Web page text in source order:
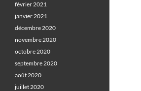
février 2021
janvier 2021
décembre 2020
novembre 2020
octobre 2020
septembre 2020
août 2020
juillet 2020